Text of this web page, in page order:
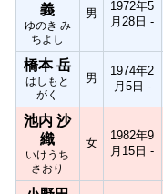
義
ゆのき み
ちよし
男
1972年5
月28日 -
橋本 岳
はしもと
がく
男
1974年2
月5日 -
池内 沙
織
いけうち
さおり
女
1982年9
月15日 -